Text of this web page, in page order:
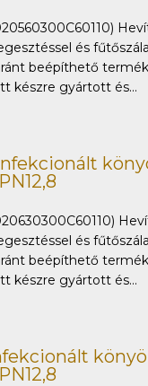
és
beépíthető
készre gyártott és...
és
beépíthető
készre gyártott és...